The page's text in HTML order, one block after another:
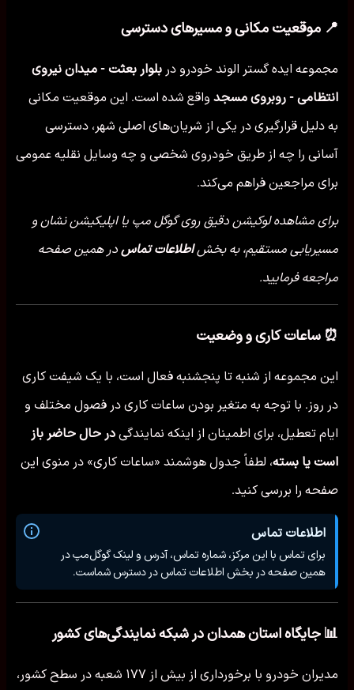
📍 موقعیت مکانی و مسیرهای دسترسی
مجموعه ایده گستر الوند خودرو در بلوار بعثت - میدان نیروی
انتظامی - روبروی مسجد واقع شده است. این موقعیت مکانی
به دلیل قرارگیری در یکی از شریان‌های اصلی شهر، دسترسی
آسانی را چه از طریق خودروی شخصی و چه وسایل نقلیه عمومی
برای مراجعین فراهم می‌کند.
برای مشاهده لوکیشن دقیق روی گوگل مپ یا اپلیکیشن نشان و
مسیریابی مستقیم، به بخشاطلاعات تماس در همین صفحه
مراجعه فرمایید.
⏰ ساعات کاری و وضعیت
این مجموعه از شنبه تا پنجشنبه فعال است، با یک شیفت کاری
در روز. با توجه به متغیر بودن ساعات کاری در فصول مختلف و
ایام تعطیل، برای اطمینان از اینکه نمایندگی در حال حاضر باز
است یا بسته، لطفاً جدول هوشمند «ساعات کاری» در منوی این
صفحه را بررسی کنید.
اطلاعات تماس
برای تماس با این مرکز، شماره تماس، آدرس و لینک گوگل‌مپ در
همین صفحه در بخش اطلاعات تماس در دسترس شماست.
📊 جایگاه استان همدان در شبکه نمایندگی‌های کشور
مدیران خودرو با برخورداری از بیش از ۱۷۷ شعبه در سطح کشور،